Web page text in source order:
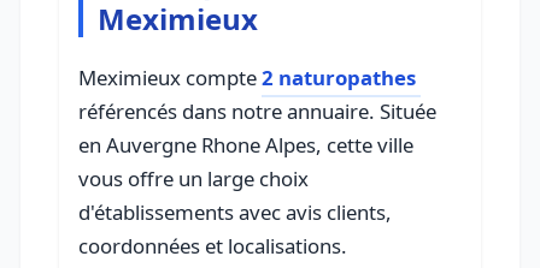
Meximieux
Meximieux compte2 naturopathes
référencés dans notre annuaire. Située
en Auvergne Rhone Alpes, cette ville
vous offre un large choix
d'établissements avec avis clients,
coordonnées et localisations.